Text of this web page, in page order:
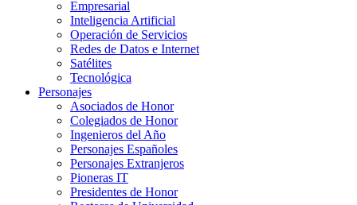
Empresarial
Inteligencia Artificial
Operación de Servicios
Redes de Datos e Internet
Satélites
Tecnológica
Personajes
Asociados de Honor
Colegiados de Honor
Ingenieros del Año
Personajes Españoles
Personajes Extranjeros
Pioneras IT
Presidentes de Honor